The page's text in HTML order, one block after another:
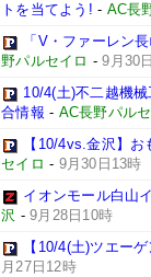
トを当てよう! - AC長
「V・ファーレン
野パルセイロ -9月30
10/4(土)不二越機
合情報 - AC長野パル
【10/4vs.金沢】
セイロ - 9月30日13時
イオンモール白山
沢 -9月28日10時
【10/4(土)ツエー
月27日12時